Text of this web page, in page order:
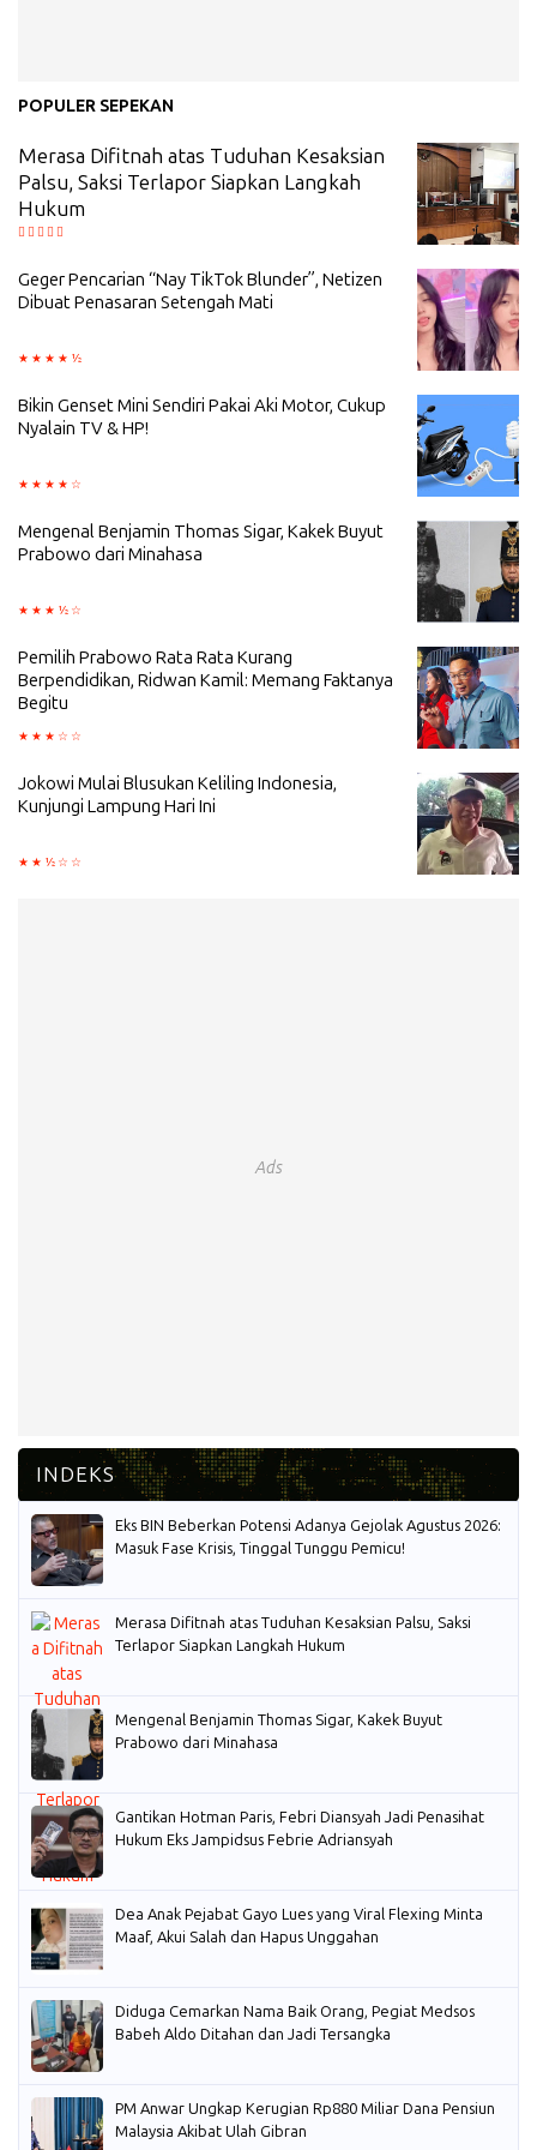
POPULER SEPEKAN
Merasa Difitnah atas Tuduhan Kesaksian
Palsu, Saksi Terlapor Siapkan Langkah
Hukum
Geger Pencarian “Nay TikTok Blunder”, Netizen
Dibuat Penasaran Setengah Mati
Bikin Genset Mini Sendiri Pakai Aki Motor, Cukup
Nyalain TV & HP!
Mengenal Benjamin Thomas Sigar, Kakek Buyut
Prabowo dari Minahasa
Pemilih Prabowo Rata Rata Kurang
Berpendidikan, Ridwan Kamil: Memang Faktanya
Begitu
Jokowi Mulai Blusukan Keliling Indonesia,
Kunjungi Lampung Hari Ini
Ads
Eks BIN Beberkan Potensi Adanya Gejolak Agustus 2026:
Masuk Fase Krisis, Tinggal Tunggu Pemicu!
Merasa Difitnah atas Tuduhan Kesaksian Palsu, Saksi
Terlapor Siapkan Langkah Hukum
Mengenal Benjamin Thomas Sigar, Kakek Buyut
Prabowo dari Minahasa
Gantikan Hotman Paris, Febri Diansyah Jadi Penasihat
Hukum Eks Jampidsus Febrie Adriansyah
Dea Anak Pejabat Gayo Lues yang Viral Flexing Minta
Maaf, Akui Salah dan Hapus Unggahan
Diduga Cemarkan Nama Baik Orang, Pegiat Medsos
Babeh Aldo Ditahan dan Jadi Tersangka
PM Anwar Ungkap Kerugian Rp880 Miliar Dana Pensiun
Malaysia Akibat Ulah Gibran